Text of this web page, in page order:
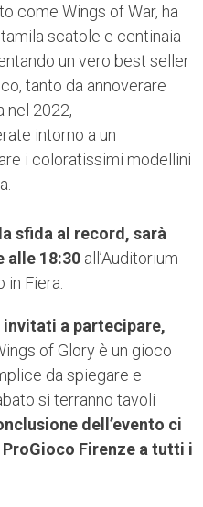
come Wings of War, ha
scatole e centinaia
un vero best seller
tanto da annoverare
nel 2022,
intorno a un
i coloratissimi modellini
sfida al record, sarà
alle 18:30 all’Auditorium
in Fiera.
a partecipare,
of Glory è un gioco
da spiegare e
si terranno tavoli
dell’evento ci
Firenze a tutti i